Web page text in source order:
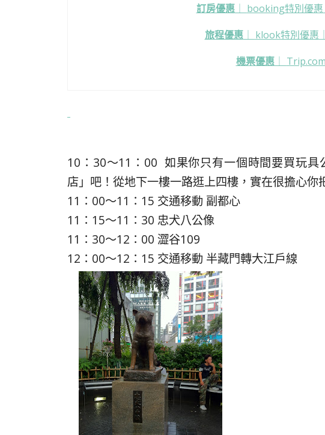
訂房優惠｜ booking特別優惠
旅程優惠｜ klook特別優惠
機票優惠｜
10：30～11：00 如果你只有一個時間要買玩具
店」吧！從地下一樓一路逛上四樓，實在很擔心你
11：00～11：15 交通移動 副都心
11：15～11：30 忠犬八公像
11：30～12：00 澀谷109
12：00～12：15 交通移動 半藏門轉大江戶線